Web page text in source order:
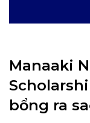
Manaaki
bổng ra